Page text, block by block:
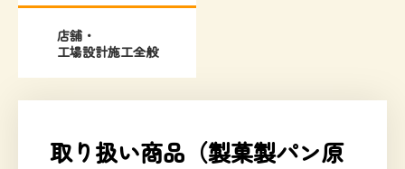
店舗・
工場設計施工全般
取り扱い商品（製菓製パン原